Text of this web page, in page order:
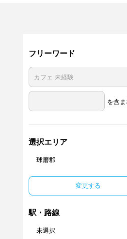
フリーワード
を含
選択エリア
球磨郡
変更する
駅・路線
未選択